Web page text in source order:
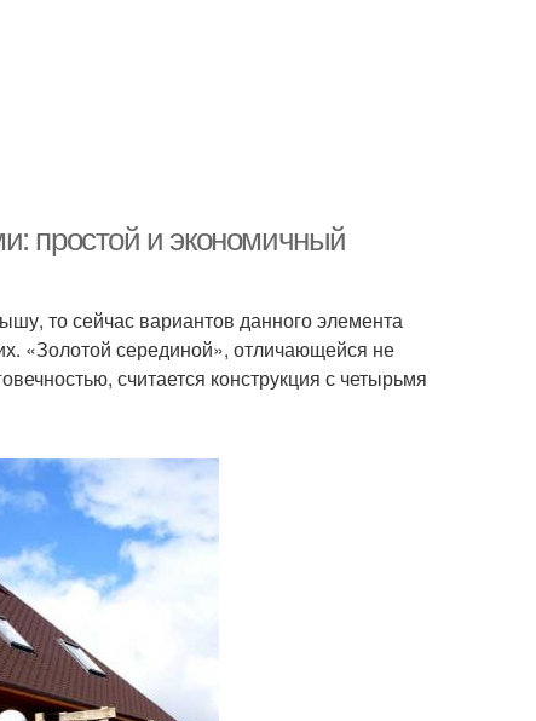
простой и экономичный
то сейчас вариантов данного элемента
«Золотой серединой», отличающейся не
считается конструкция с четырьмя